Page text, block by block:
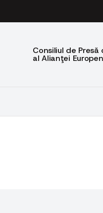
Consiliul de
al Alianţei